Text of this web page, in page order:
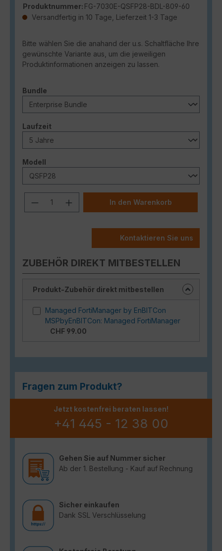
Produktnummer: FG-7030E-QSFP28-BDL-809-60
Versandfertig in 10 Tage, Lieferzeit 1-3 Tage
Bitte wählen Sie die anahand der u.s. Schaltfläche Ihre
gewünschte Variante aus, um die jeweiligen
Produktinformationen anzeigen zu lassen.
Bundle
Laufzeitauswählen
Modell
Produkt Anzahl: Gib den
In den Warenkorb
Kontaktieren Sie uns
ZUBEHÖR DIREKT MITBESTELLEN
Produkt-Zubehör direkt mitbestellen
Managed FortiManager by EnBITCon
MSPbyEnBITCon: Managed FortiManager
CHF 99.00
Fragen zum Produkt?
Jetzt kostenfrei beraten lassen!
+41 445 - 12 38 00
Gehen Sie auf Nummer sicher
Ab der 1. Bestellung - Kauf auf Rechnung
Sicher einkaufen
Dank SSL Verschlüsselung